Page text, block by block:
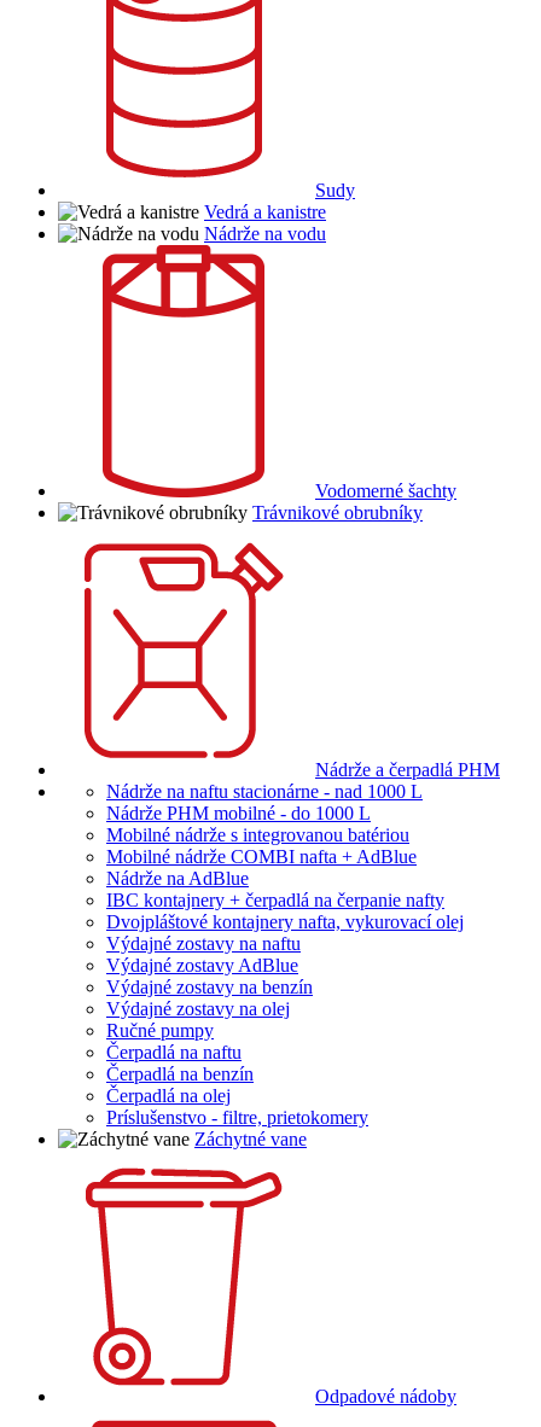
Sudy
Vedrá a kanistre
Nádrže na vodu
Vodomerné šachty
Trávnikové obrubníky
Nádrže a čerpadlá PHM
Nádrže na naftu stacionárne - nad 1000 L
Nádrže PHM mobilné - do 1000 L
Mobilné nádrže s integrovanou batériou
Mobilné nádrže COMBI nafta + AdBlue
Nádrže na AdBlue
IBC kontajnery + čerpadlá na čerpanie nafty
Dvojpláštové kontajnery nafta, vykurovací olej
Výdajné zostavy na naftu
Výdajné zostavy AdBlue
Výdajné zostavy na benzín
Výdajné zostavy na olej
Ručné pumpy
Čerpadlá na naftu
Čerpadlá na benzín
Čerpadlá na olej
Príslušenstvo - filtre, prietokomery
Záchytné vane
Odpadové nádoby